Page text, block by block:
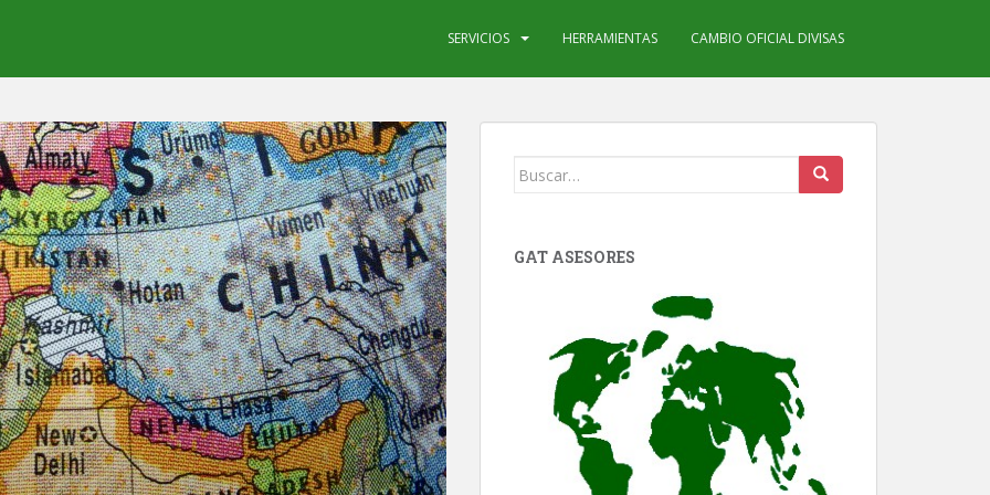
SERVICIOS HERRAMIENTAS CAMBIO OFICIAL DIVISAS
Buscar:
GAT ASESORES